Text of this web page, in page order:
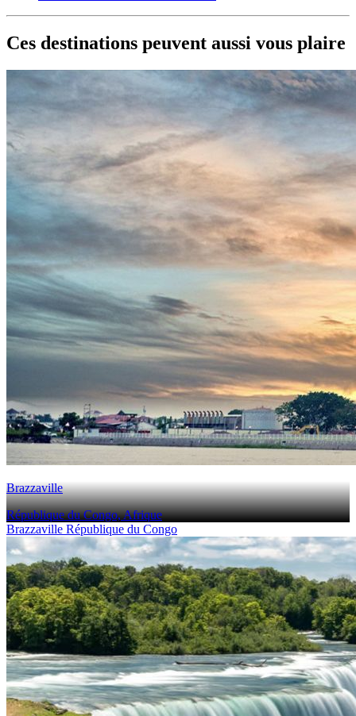
Ces destinations peuvent aussi vous plaire
Brazzaville
République du Congo, Afrique
Brazzaville République du Congo